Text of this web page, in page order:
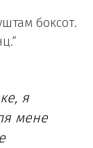
боксот.
я
мене